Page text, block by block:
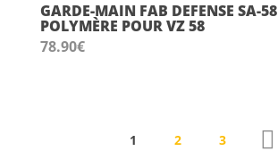
GARDE-MAIN FAB DEFENSE SA-58
POLYMÈRE POUR VZ 58
78.90€
1 2 3